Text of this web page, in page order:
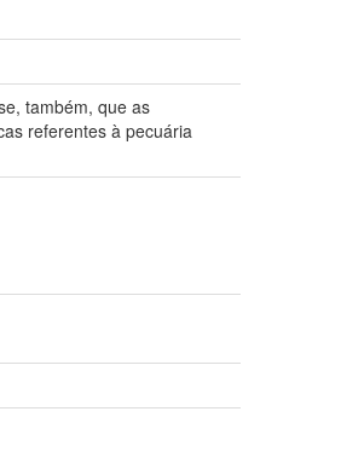
também, que as
referentes à pecuária